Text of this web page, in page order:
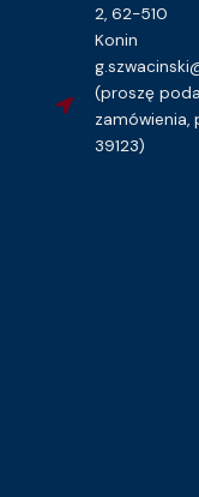
wzór
2, 62-510
Konin
(proszę
zamówienia,
39123)